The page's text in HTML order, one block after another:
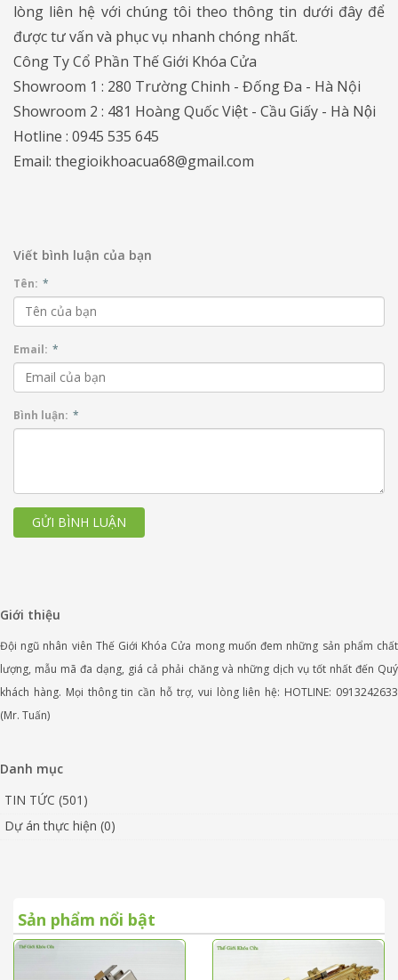
lòng liên hệ với chúng tôi theo thông tin dưới đây để
được tư vấn và phục vụ nhanh chóng nhất.
Công Ty Cổ Phần Thế Giới Khóa Cửa
Showroom 1 : 280 Trường Chinh - Đống Đa - Hà Nội
Showroom 2 : 481 Hoàng Quốc Việt - Cầu Giấy - Hà Nội
Hotline : 0945 535 645
Email: thegioikhoacua68@gmail.com
Viết bình luận của bạn
Tên: *
Email: *
Bình luận: *
GỬI BÌNH LUẬN
Giới thiệu
Đội ngũ nhân viên Thế Giới Khóa Cửa mong muốn đem những sản phẩm chất
lượng, mẫu mã đa dạng, giá cả phải chăng và những dịch vụ tốt nhất đến Quý
khách hàng. Mọi thông tin cần hỗ trợ, vui lòng liên hệ: HOTLINE: 0913242633
(Mr. Tuấn)
Danh mục
TIN TỨC (501)
Dự án thực hiện (0)
Sản phẩm nổi bật